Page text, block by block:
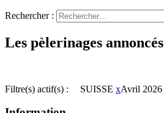
Rechercher :
Les pèlerinages annoncés
Filtre(s) actif(s) : SUISSE xAvril 2026